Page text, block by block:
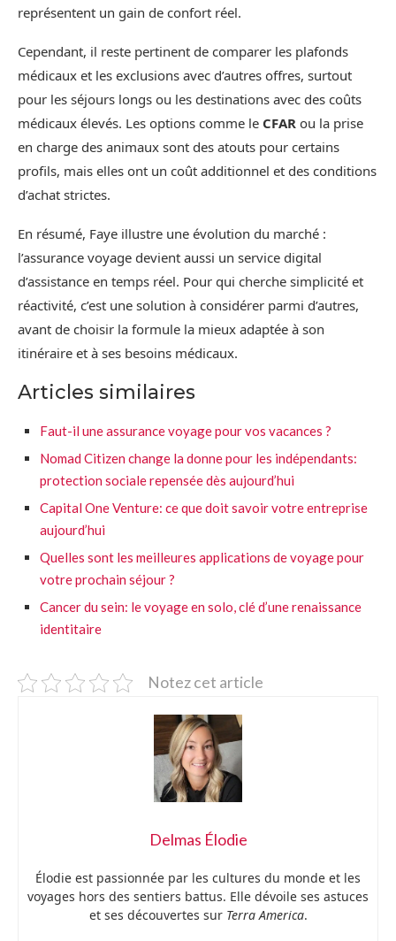
représentent un gain de confort réel.
Cependant, il reste pertinent de comparer les plafonds
médicaux et les exclusions avec d’autres offres, surtout
pour les séjours longs ou les destinations avec des coûts
médicaux élevés. Les options comme le CFAR ou la prise
en charge des animaux sont des atouts pour certains
profils, mais elles ont un coût additionnel et des conditions
d’achat strictes.
En résumé, Faye illustre une évolution du marché :
l’assurance voyage devient aussi un service digital
d’assistance en temps réel. Pour qui cherche simplicité et
réactivité, c’est une solution à considérer parmi d’autres,
avant de choisir la formule la mieux adaptée à son
itinéraire et à ses besoins médicaux.
Articles similaires
Faut-il une assurance voyage pour vos vacances ?
Nomad Citizen change la donne pour les indépendants:
protection sociale repensée dès aujourd’hui
Capital One Venture: ce que doit savoir votre entreprise
aujourd’hui
Quelles sont les meilleures applications de voyage pour
votre prochain séjour ?
Cancer du sein: le voyage en solo, clé d’une renaissance
identitaire
Notez cet article
Delmas Élodie
Élodie est passionnée par les cultures du monde et les
voyages hors des sentiers battus. Elle dévoile ses astuces
et ses découvertes sur Terra America.